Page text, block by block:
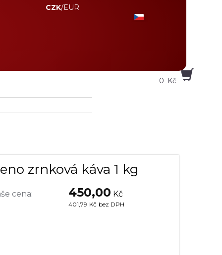
CZK/EUR
0 Kč
zrnková káva 1 kg
cena: 450,00 Kč
401,79 Kč bez DPH